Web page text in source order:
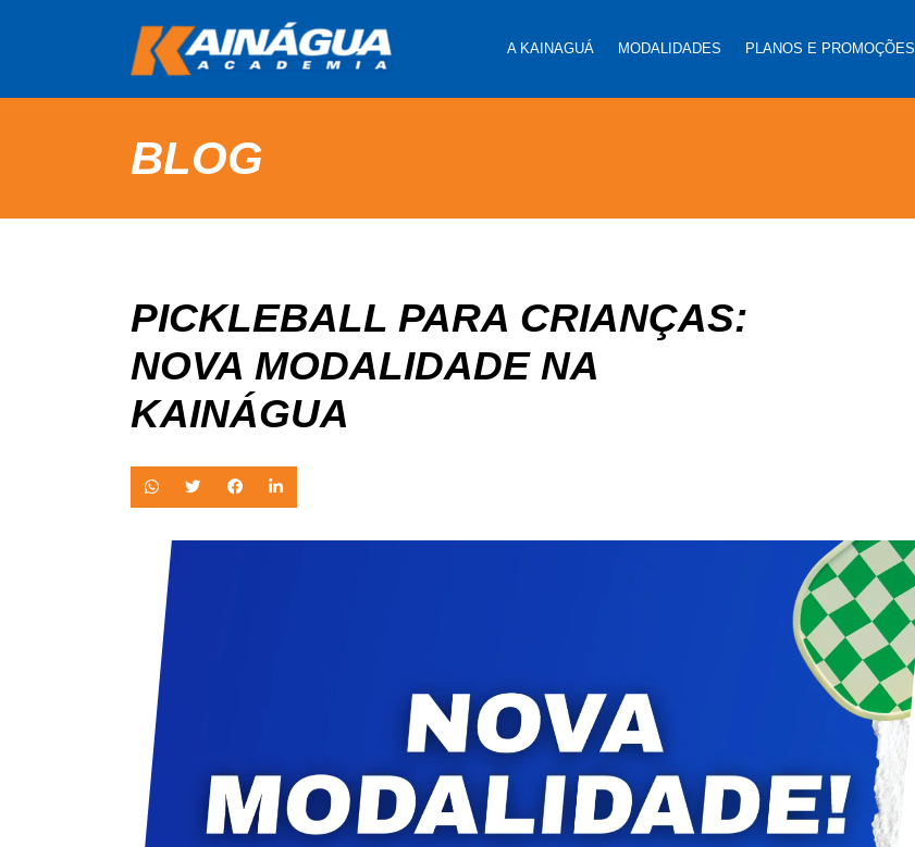
A KAINAGUÁ MODALIDADES PLANOS E PROMOÇÕES
BLOG
PICKLEBALL PARA CRIANÇAS:
NOVA MODALIDADE NA
KAINÁGUA